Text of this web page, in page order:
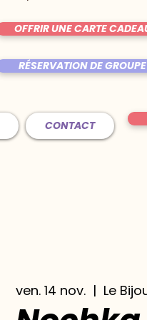
OFFRIR UNE CARTE
RÉSERVATION DE GROUPE
CONTACT
ven. 14 nov.
  |
Le